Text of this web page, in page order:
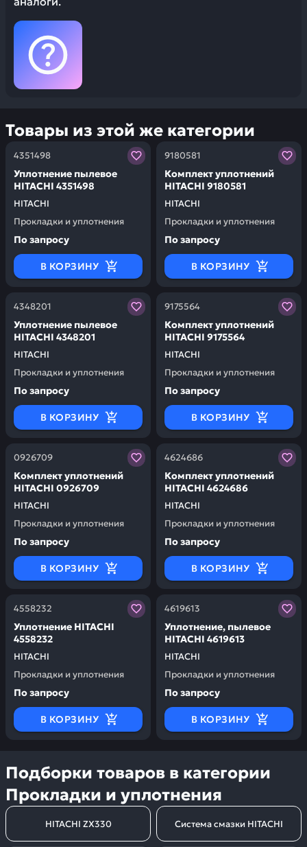
Товары из этой же категории
4351498
HITACHI
Уплотнение пылевое
HITACHI 4351498
Прокладки и уплотнения
Заказывая запчасти у нас, вы получаете гарантию
По запросу
В КОРЗИНУ
9180581
HITACHI
Комплект уплотнений
HITACHI 9180581
Прокладки и уплотнения
Заказывая запчасти у
По запросу
В КОРЗИНУ
4348201
HITACHI
Уплотнение пылевое
HITACHI 4348201
Прокладки и уплотнения
Заказывая запчасти у нас, вы получаете гарантию
По запросу
В КОРЗИНУ
9175564
HITACHI
Комплект уплотнений
HITACHI 9175564
Прокладки и уплотнения
Заказывая запчасти у
По запросу
В КОРЗИНУ
0926709
HITACHI
Комплект уплотнений
HITACHI 0926709
Прокладки и уплотнения
Заказывая запчасти у нас, вы получаете гарантию
По запросу
В КОРЗИНУ
4624686
HITACHI
Комплект уплотнений
HITACHI 4624686
Прокладки и уплотнения
Заказывая запчасти у
По запросу
В КОРЗИНУ
4558232
HITACHI
Уплотнение HITACHI
4558232
Прокладки и уплотнения
Заказывая запчасти у нас, вы получаете гарантию
По запросу
В КОРЗИНУ
4619613
HITACHI
Уплотнение, пылевое
HITACHI 4619613
Прокладки и уплотнения
Заказывая запчасти у
По запросу
В КОРЗИНУ
Подборки товаров в категории
Прокладки и уплотнения
HITACHI ZX330 Система смазки HITACHI